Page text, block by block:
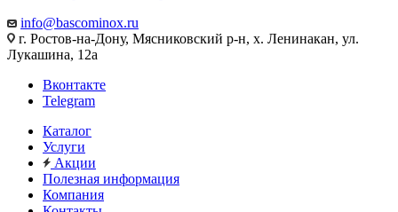
info@bascominox.ru
г. Ростов-на-Дону, Мясниковский р-н, х. Ленинакан, ул.
Лукашина, 12а
Вконтакте
Telegram
Каталог
Услуги
Акции
Полезная информация
Компания